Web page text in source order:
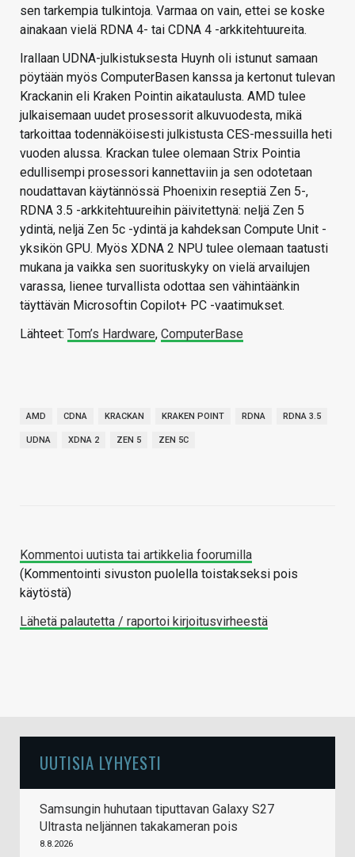
sen tarkempia tulkintoja. Varmaa on vain, ettei se koske
ainakaan vielä RDNA 4- tai CDNA 4 -arkkitehtuureita.
Irallaan UDNA-julkistuksesta Huynh oli istunut samaan
pöytään myös ComputerBasen kanssa ja kertonut tulevan
Krackanin eli Kraken Pointin aikataulusta. AMD tulee
julkaisemaan uudet prosessorit alkuvuodesta, mikä
tarkoittaa todennäköisesti julkistusta CES-messuilla heti
vuoden alussa. Krackan tulee olemaan Strix Pointia
edullisempi prosessori kannettaviin ja sen odotetaan
noudattavan käytännössä Phoenixin reseptiä Zen 5-,
RDNA 3.5 -arkkitehtuureihin päivitettynä: neljä Zen 5
ydintä, neljä Zen 5c -ydintä ja kahdeksan Compute Unit -
yksikön GPU. Myös XDNA 2 NPU tulee olemaan taatusti
mukana ja vaikka sen suorituskyky on vielä arvailujen
varassa, lienee turvallista odottaa sen vähintäänkin
täyttävän Microsoftin Copilot+ PC -vaatimukset.
Lähteet: Tom’s Hardware, ComputerBase
AMD CDNA KRACKAN KRAKEN POINT RDNA RDNA 3.5
UDNA XDNA 2 ZEN 5 ZEN 5C
Kommentoi uutista tai artikkelia foorumilla
(Kommentointi sivuston puolella toistakseksi pois
käytöstä)
Lähetä palautetta / raportoi kirjoitusvirheestä
UUTISIA LYHYESTI
Samsungin huhutaan tiputtavan Galaxy S27
Ultrasta neljännen takakameran pois
8.8.2026